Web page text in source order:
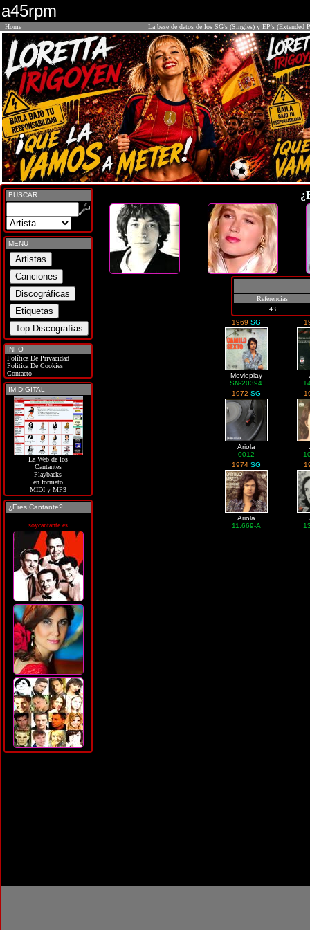
a45rpm
Home La base de datos de los SG's (Singles) y EP's (Extended
BUSCAR
MENÚ
INFO
Política De Privacidad
Política De Cookies
Contacto
IM DIGITAL
La Web de los
Cantantes
Playbacks
en formato
MIDI y MP3
¿Eres Cantante?
soycantante.es
Referencias
43
1969 SG
Movieplay
SN-20394
1972 SG
Ariola
0012
1974 SG
Ariola
11.669-A